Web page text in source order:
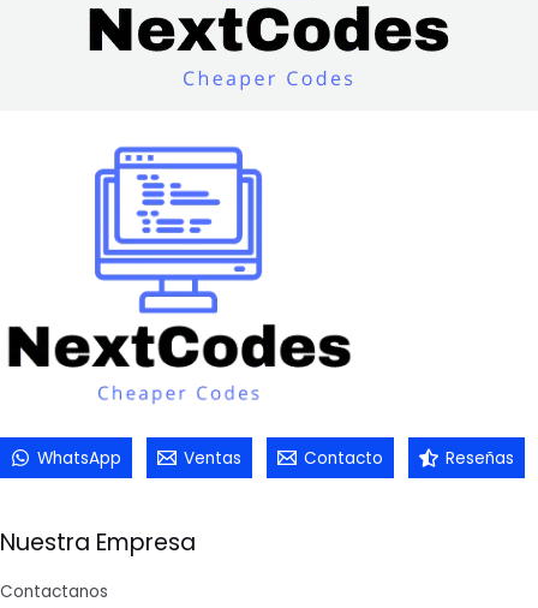
WhatsApp Ventas Contacto Reseñas
Nuestra Empresa
Contactanos